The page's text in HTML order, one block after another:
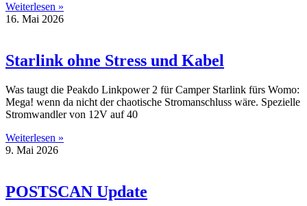
Weiterlesen »
16. Mai 2026
Starlink ohne Stress und Kabel
Was taugt die Peakdo Linkpower 2 für Camper Starlink fürs Womo:
Mega! wenn da nicht der chaotische Stromanschluss wäre. Spezielle
Stromwandler von 12V auf 40
Weiterlesen »
9. Mai 2026
POSTSCAN Update